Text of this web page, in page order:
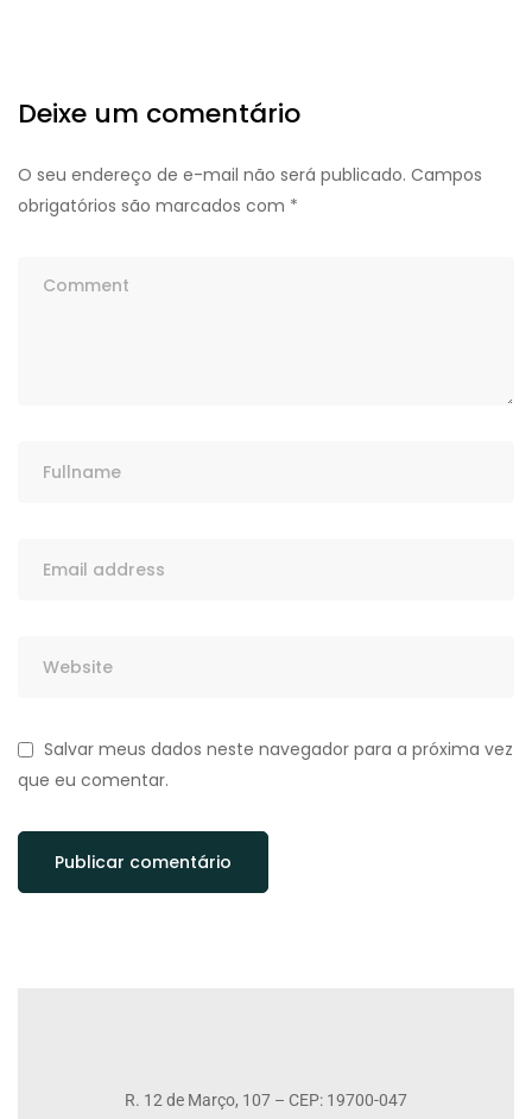
Deixe um comentário
O seu endereço de e-mail não será publicado. Campos
obrigatórios são marcados com *
Salvar meus dados neste navegador para a próxima vez
que eu comentar.
R. 12 de Março, 107 – CEP: 19700-047